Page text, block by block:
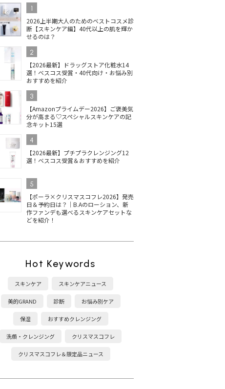
1
2026上半期大人のためのベストコスメ診
断【スキンケア編】40代以上の肌を輝か
せるのは？
2
【2026最新】ドラッグストア化粧水14
選！ベスコス受賞・40代向け・お悩み別
おすすめを紹介
3
【Amazonプライムデー2026】ご褒美気
分が高まる♡スペシャルスキンケアの記
念キット15選
4
【2026最新】プチプラクレンジング12
選！ベスコス受賞＆おすすめを紹介
5
【ポーラ×クリスマスコフレ2026】発売
日＆予約日は？｜B.Aのローション、新
作ファンデも選べるスキンケアセットな
どを紹介！
Hot Keywords
スキンケア スキンケアニュース
美的GRAND 診断 お悩み別ケア
保湿 おすすめクレンジング
洗顔・クレンジング クリスマスコフレ
クリスマスコフレ＆限定品ニュース